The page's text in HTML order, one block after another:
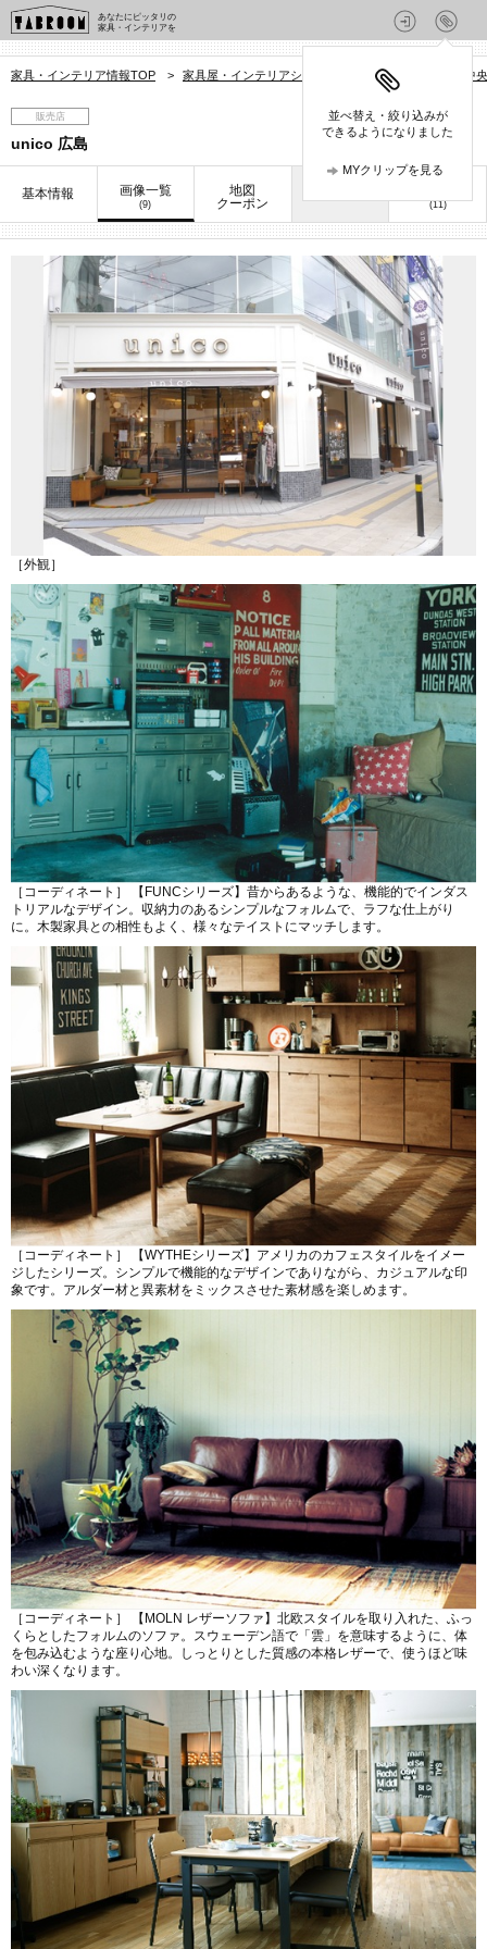
あなたにピッタリの
家具・インテリアを
並べ替え・絞り込みが
できるようになりました
MYクリップを見る
家具・インテリア情報TOP > 家具屋・インテリアショップを探す > 中
販売店
unico 広島
基本情報 画像一覧
(9)
地図
クーポン
(11)
［外観］
［コーディネート］ 【FUNCシリーズ】昔からあるような、機能的でインダス
トリアルなデザイン。収納力のあるシンプルなフォルムで、ラフな仕上がり
に。木製家具との相性もよく、様々なテイストにマッチします。
［コーディネート］ 【WYTHEシリーズ】アメリカのカフェスタイルをイメー
ジしたシリーズ。シンプルで機能的なデザインでありながら、カジュアルな印
象です。アルダー材と異素材をミックスさせた素材感を楽しめます。
［コーディネート］ 【MOLN レザーソファ】北欧スタイルを取り入れた、ふっ
くらとしたフォルムのソファ。スウェーデン語で「雲」を意味するように、体
を包み込むような座り心地。しっとりとした質感の本格レザーで、使うほど味
わい深くなります。